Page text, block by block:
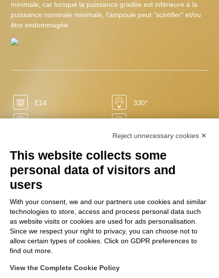
minimale, car lorsque la puissance gradée est inférieure à la
puissance nominale minimale, l'ampoule peut "scintiller" et/ou
être endommagée.
E14 330°
0 sec
50/60 Hz 1800 K
220/240 V 2.5 W
Ra +80 NA
Reject unnecessary cookies ✕
This website collects some
personal data of visitors and
users
With your consent, we and our partners use cookies and similar
technologies to store, access and process personal data such
as website visits or cookies are used for ads personalisation.
Since we respect your right to privacy, you can choose not to
allow certain types of cookies. Click on GDPR preferences to
find out more.
View the Complete Cookie Policy